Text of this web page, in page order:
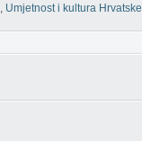
, Umjetnost i kultura Hrvatske